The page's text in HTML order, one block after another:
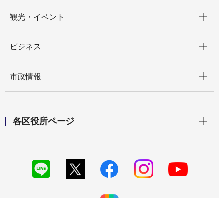
観光・イベント
ビジネス
市政情報
各区役所ページ